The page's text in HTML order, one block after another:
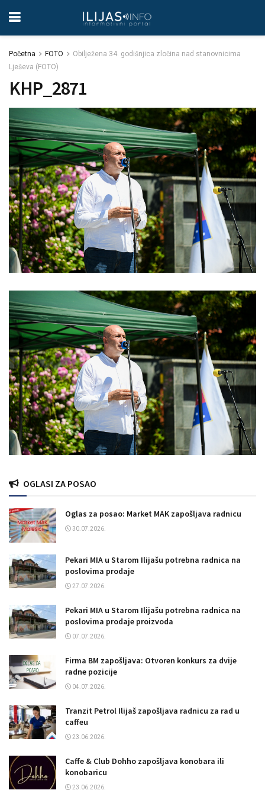
Početna FOTO
Obilježena 34. godišnjica zločina nad stanovnicima
Lješeva (FOTO)
KHP_2871
OGLASI ZA POSAO
Oglas za posao: Market MAK zapošljava radnicu
30.07.2026.
Pekari MIA u Starom Ilijašu potrebna radnica na
poslovima prodaje
27.07.2026.
Pekari MIA u Starom Ilijašu potrebna radnica na
poslovima prodaje proizvoda
07.07.2026.
Firma BM zapošljava: Otvoren konkurs za dvije
radne pozicije
04.07.2026.
Tranzit Petrol Ilijaš zapošljava radnicu za rad u
caffeu
23.06.2026.
Caffe & Club Dohho zapošljava konobara ili
konobaricu
23.06.2026.